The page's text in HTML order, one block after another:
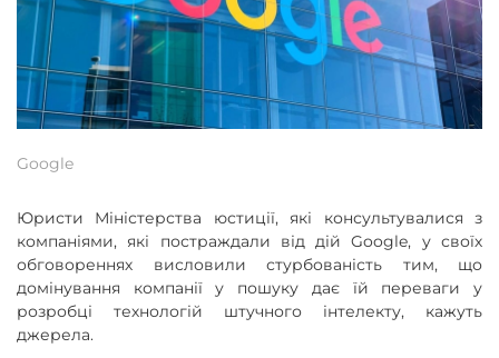
Google
Юристи Міністерства юстиції, які консультувалися з
компаніями, які постраждали від дій Google, у своїх
обговореннях висловили стурбованість тим, що
домінування компанії у пошуку дає їй переваги у
розробці технологій штучного інтелекту, кажуть
джерела.